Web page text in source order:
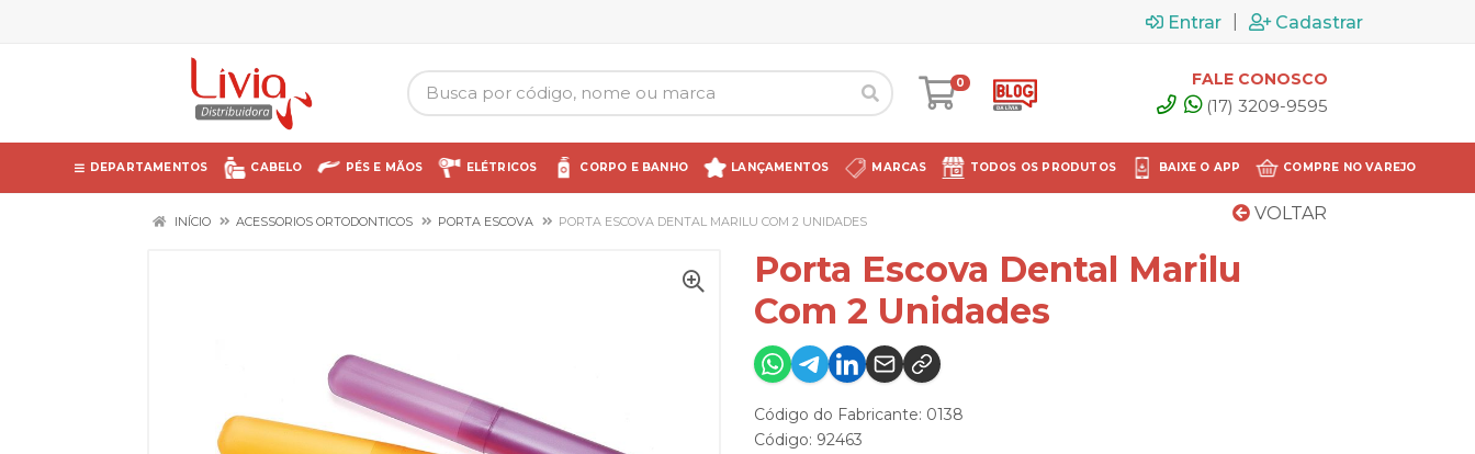
Entrar Cadastrar
0 FALE CONOSCO
(17) 3209-9595
DEPARTAMENTOS CABELO PÉS E MÃOS ELÉTRICOS CORPO E BANHO LANÇAMENTOS MARCAS TODOS OS PRODUTOS BAIXE O APP COMPRE NO VAREJO
VOLTAR
INÍCIO ACESSORIOS ORTODONTICOS PORTA ESCOVA PORTA ESCOVA DENTAL MARILU COM 2 UNIDADES
Porta Escova Dental Marilu
Com 2 Unidades
Código do Fabricante: 0138
Código: 92463